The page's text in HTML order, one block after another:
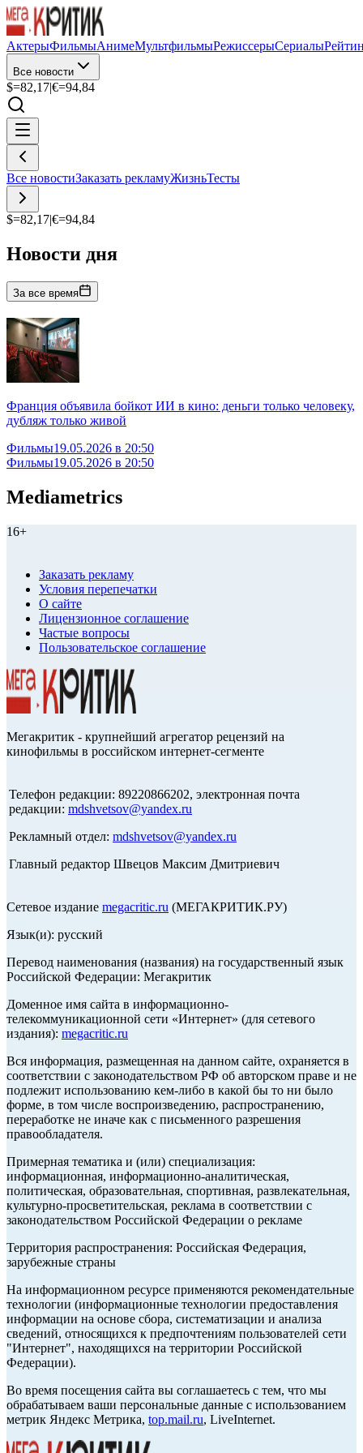
АктерыФильмыАнимеМультфильмыРежиссерыСериалы
Все новости
$=82,17|€=94,84
Все новостиЗаказать рекламуЖизньТесты
$=82,17|€=94,84
Новости дня
За все время
Франция объявила бойкот ИИ в кино: деньги только человеку,
дубляж только живой
Фильмы19.05.2026 в 20:50
Фильмы19.05.2026 в 20:50
Mediametrics
16+
Заказать рекламу
Условия перепечатки
О сайте
Лицензионное соглашение
Частые вопросы
Пользовательское соглашение
Мегакритик - крупнейший агрегатор рецензий на
кинофильмы в российском интернет-сегменте
Телефон редакции: 89220866202, электронная почта
редакции: mdshvetsov@yandex.ru
Рекламный отдел: mdshvetsov@yandex.ru
Главный редактор Швецов Максим Дмитриевич
Сетевое издание megacritic.ru (МЕГАКРИТИК.РУ)
Язык(и): русский
Перевод наименования (названия) на государственный язык
Российской Федерации: Мегакритик
Доменное имя сайта в информационно-
телекоммуникационной сети «Интернет» (для сетевого
издания): megacritic.ru
Вся информация, размещенная на данном сайте, охраняется в
соответствии с законодательством РФ об авторском праве и не
подлежит использованию кем-либо в какой бы то ни было
форме, в том числе воспроизведению, распространению,
переработке не иначе как с письменного разрешения
правообладателя.
Примерная тематика и (или) специализация:
информационная, информационно-аналитическая,
политическая, образовательная, спортивная, развлекательная,
культурно-просветительская, реклама в соответствии с
законодательством Российской Федерации о рекламе
Территория распространения: Российская Федерация,
зарубежные страны
На информационном ресурсе применяются рекомендательные
технологии (информационные технологии предоставления
информации на основе сбора, систематизации и анализа
сведений, относящихся к предпочтениям пользователей сети
"Интернет", находящихся на территории Российской
Федерации).
Во время посещения сайта вы соглашаетесь с тем, что мы
обрабатываем ваши персональные данные с использованием
метрик Яндекс Метрика, top.mail.ru, LiveInternet.